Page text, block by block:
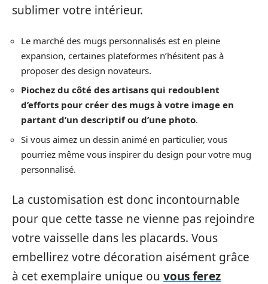
sublimer votre intérieur.
Le marché des mugs personnalisés est en pleine
expansion, certaines plateformes n’hésitent pas à
proposer des design novateurs.
Piochez du côté des artisans qui redoublent
d’efforts pour créer des mugs à votre image en
partant d’un descriptif ou d’une photo.
Si vous aimez un dessin animé en particulier, vous
pourriez même vous inspirer du design pour votre mug
personnalisé.
La customisation est donc incontournable
pour que cette tasse ne vienne pas rejoindre
votre vaisselle dans les placards. Vous
embellirez votre décoration aisément grâce
à cet exemplaire unique ou vous ferez